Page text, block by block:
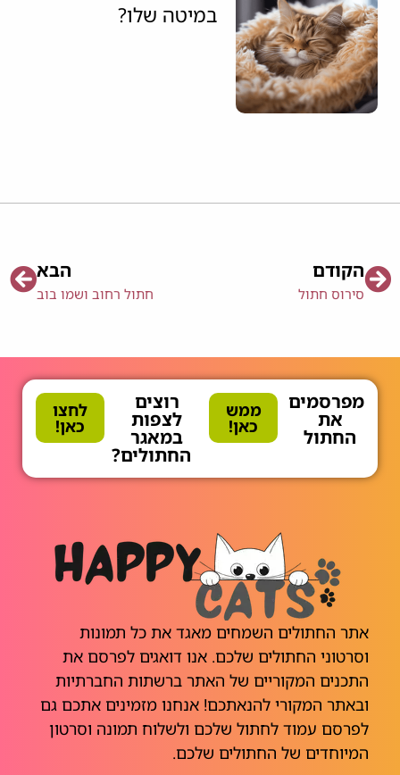
במיטה שלו?
הקודם
סירוס חתול
הבא
חתול רחוב ושמו בוב
מפרסמים
את
החתול
ממש
כאן!
רוצים
לצפות
במאגר
החתולים?
לחצו
כאן!
אתר החתולים השמחים מאגד את כל תמונות
וסרטוני החתולים שלכם. אנו דואגים לפרסם את
התכנים המקוריים של האתר ברשתות החברתיות
ובאתר המקורי להנאתכם! אנחנו מזמינים אתכם גם
לפרסם עמוד לחתול שלכם ולשלוח תמונה וסרטון
המיוחדים של החתולים שלכם.